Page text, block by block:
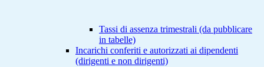
Tassi di assenza trimestrali (da pubblicare
in tabelle)
Incarichi conferiti e autorizzati ai dipendenti
(dirigenti e non dirigenti)